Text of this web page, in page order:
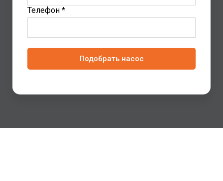
Телефон *
Подобрать насос